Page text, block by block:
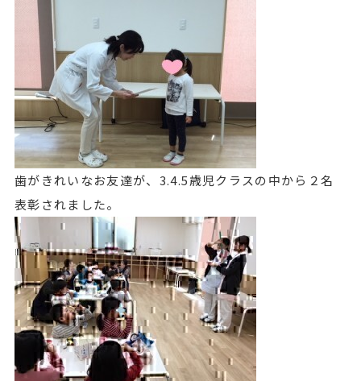
歯がきれいなお友達が、3.4.5歳児クラスの中から２名
表彰されました。